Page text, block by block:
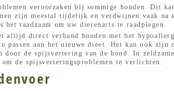
veroorzaken bij sommige honden. Dit
zijn meestal tijdelijk en verdwijnen vaak na
raadzaam om uw dierenarts te raadplegen.
direct verband houden met het
passen aan het nieuwe dieet. Het kan ook zijn
de spijsvertering van de hond. In
de spijsverteringsproblemen te verlichten.